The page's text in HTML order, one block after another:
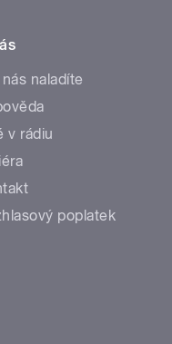
naladíte
v rádiu
poplatek